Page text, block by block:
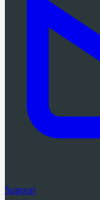
Support